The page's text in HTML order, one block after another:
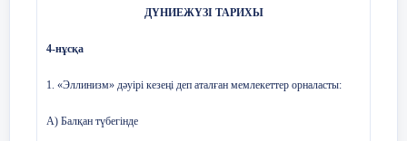
ДҮНИЕЖҮЗІ ТАРИХЫ
4-нұсқа
1. «Эллинизм» дәуірі кезеңі деп аталған мемлекеттер орналасты:
А) Балқан түбегінде